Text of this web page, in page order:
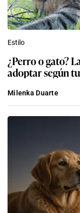
Estilo
¿Perro o gato?
adoptar según
Milenka Duarte